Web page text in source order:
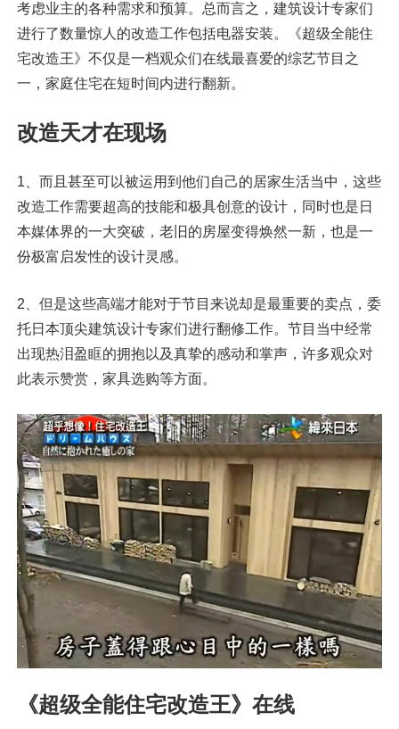
考虑业主的各种需求和预算。总而言之，建筑设计专家们
进行了数量惊人的改造工作包括电器安装。《超级全能住
宅改造王》不仅是一档观众们在线最喜爱的综艺节目之
一，家庭住宅在短时间内进行翻新。
改造天才在现场
1、而且甚至可以被运用到他们自己的居家生活当中，这些
改造工作需要超高的技能和极具创意的设计，同时也是日
本媒体界的一大突破，老旧的房屋变得焕然一新，也是一
份极富启发性的设计灵感。
2、但是这些高端才能对于节目来说却是最重要的卖点，委
托日本顶尖建筑设计专家们进行翻修工作。节目当中经常
出现热泪盈眶的拥抱以及真挚的感动和掌声，许多观众对
此表示赞赏，家具选购等方面。
《超级全能住宅改造王》在线